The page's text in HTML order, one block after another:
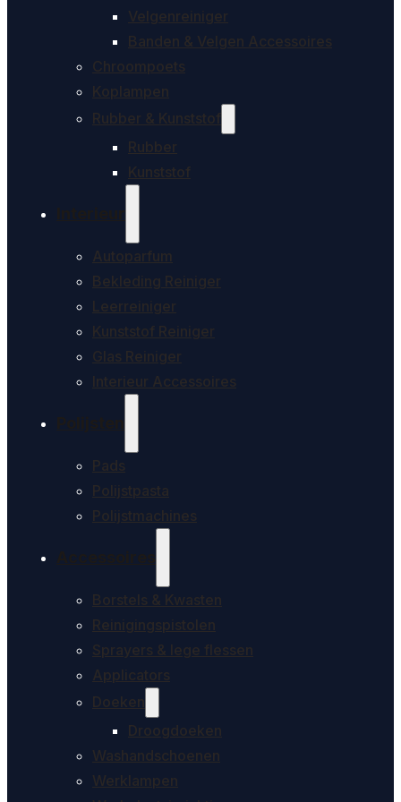
Velgenreiniger
Banden & Velgen Accessoires
Chroompoets
Koplampen
Rubber & Kunststof
Rubber
Kunststof
Autoparfum
Bekleding Reiniger
Leerreiniger
Kunststof Reiniger
Glas Reiniger
Interieur Accessoires
Pads
Polijstpasta
Polijstmachines
Borstels & Kwasten
Reinigingspistolen
Sprayers & lege flessen
Applicators
Doeken
Droogdoeken
Washandschoenen
Werklampen